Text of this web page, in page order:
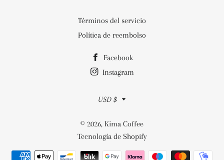
Términos del servicio
Política de reembolso
Facebook
Instagram
Moneda
USD $
© 2026, Kima Coffee
Tecnología de Shopify
Métodos